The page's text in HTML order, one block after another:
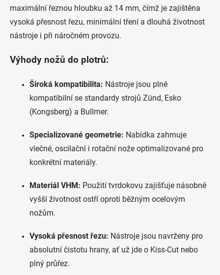
maximální řeznou hloubku až 14 mm, čímž je zajištěna
vysoká přesnost řezu, minimální tření a dlouhá životnost
nástroje i při náročném provozu.
Výhody nožů do plotrů:
Široká kompatibilita: Nástroje jsou plně
kompatibilní se standardy strojů Zünd, Esko
(Kongsberg) a Bullmer.
Specializované geometrie: Nabídka zahrnuje
vlečné, oscilační i rotační nože optimalizované pro
konkrétní materiály.
Materiál VHM: Použití tvrdokovu zajišťuje násobně
vyšší životnost ostří oproti běžným ocelovým
nožům.
Vysoká přesnost řezu: Nástroje jsou navrženy pro
absolutní čistotu hrany, ať už jde o Kiss-Cut nebo
plný průřez.